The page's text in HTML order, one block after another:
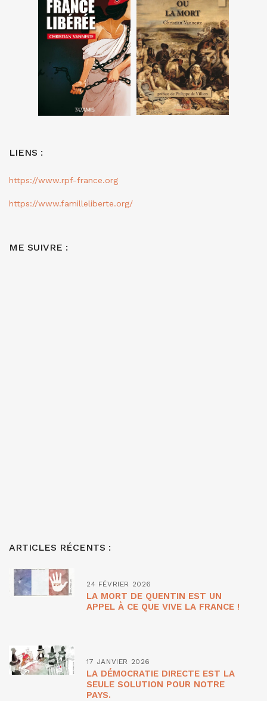
LIENS :
https://www.rpf-france.org
https://www.familleliberte.org/
ME SUIVRE :
ARTICLES RÉCENTS :
24 FÉVRIER 2026
LA MORT DE QUENTIN EST UN
APPEL À CE QUE VIVE LA FRANCE !
17 JANVIER 2026
LA DÉMOCRATIE DIRECTE EST LA
SEULE SOLUTION POUR NOTRE
PAYS.